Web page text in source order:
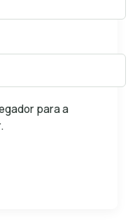
para a